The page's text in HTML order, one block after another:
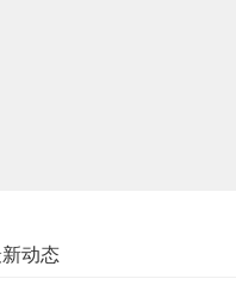
动态